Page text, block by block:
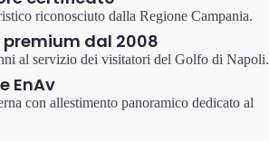
riconosciuto dalla Regione Campania.
premium dal 2008
al servizio dei visitatori del Golfo di Napoli.
EnAv
con allestimento panoramico dedicato al